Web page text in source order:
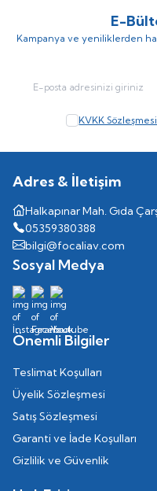
E-
Kampanya ve yeniliklerden
KVKK
Adres & İletişim
Halkapınar Mah. Gıda
05359380388
bilgi@focaliav.com
Sosyal Medya
Önemli Bilgiler
Teslimat Koşulları
Üyelik Sözleşmesi
Satış Sözleşmesi
Garanti ve İade Koşulları
Gizlilik ve Güvenlik